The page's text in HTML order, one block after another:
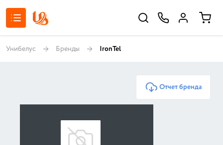
Унибелус Бренды IronTel
Отчет бренда